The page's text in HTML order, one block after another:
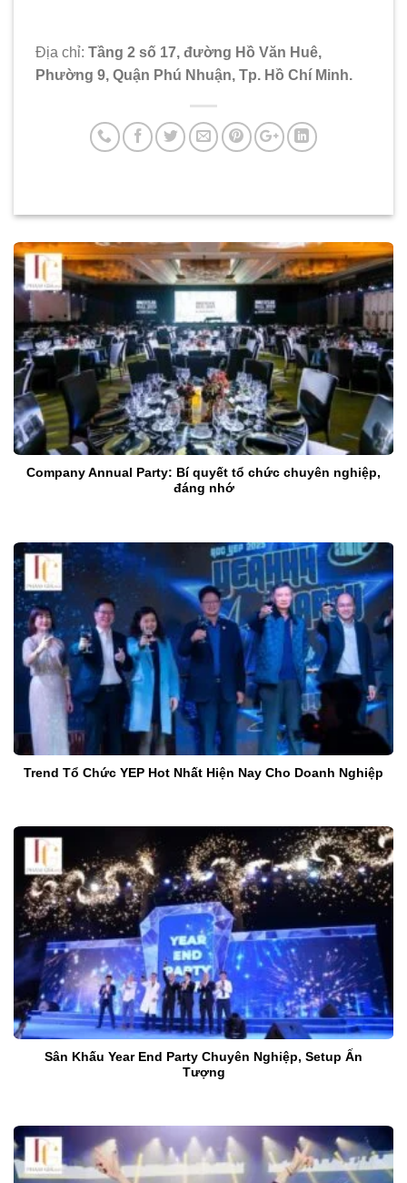
Địa chỉ: Tầng 2 số 17, đường Hồ Văn Huê,
Phường 9, Quận Phú Nhuận, Tp. Hồ Chí Minh.
Company Annual Party: Bí quyết tổ chức chuyên nghiệp,
đáng nhớ
Trend Tổ Chức YEP Hot Nhất Hiện Nay Cho Doanh Nghiệp
Sân Khấu Year End Party Chuyên Nghiệp, Setup Ấn
Tượng